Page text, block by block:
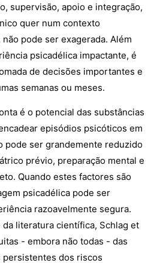
supervisão, apoio e integração,
quer num contexto
pode ser exagerada. Além
psicadélica impactante, é
de decisões importantes e
semanas ou meses.
é o potencial das substâncias
episódios psicóticos em
pode ser grandemente reduzido
prévio, preparação mental e
Quando estes factores são
psicadélica pode ser
razoavelmente segura.
literatura científica, Schlag et
- embora não todas - das
dos riscos